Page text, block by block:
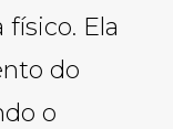
Ela
do
o